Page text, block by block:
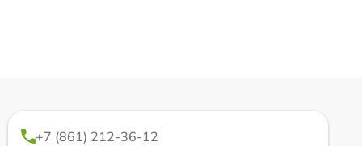
+7 (861) 212-36-12